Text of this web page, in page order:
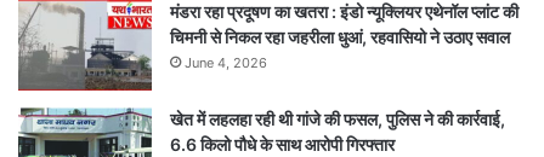
निर्माण
शुरू
करने
का
अल्टीमेटम
मंडरा रहा प्रदूषण का खतरा : इंडो न्यूक्लियर एथेनॉल प्लांट की
चिमनी से निकल रहा जहरीला धुआं, रहवासियो ने उठाए सवाल
June 4, 2026
खेत में लहलहा रही थी गांजे की फसल, पुलिस ने की कार्रवाई,
6.6 किलो पौधे के साथ आरोपी गिरफ्तार